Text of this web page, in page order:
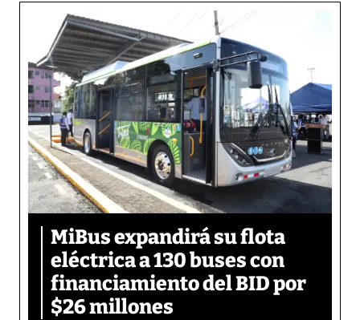
MiBus expandirá su flota
eléctrica a 130 buses con
financiamiento del BID por
$26 millones